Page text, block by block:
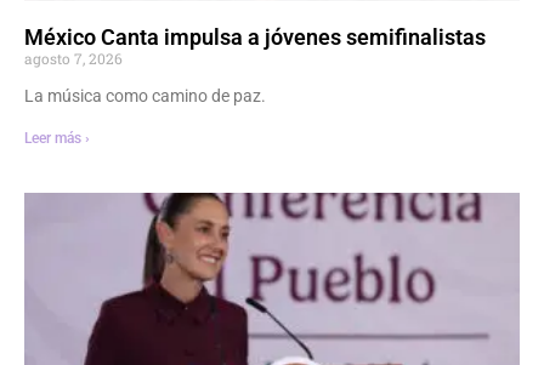
México Canta impulsa a jóvenes semifinalistas
agosto 7, 2026
La música como camino de paz.
Leer más ›